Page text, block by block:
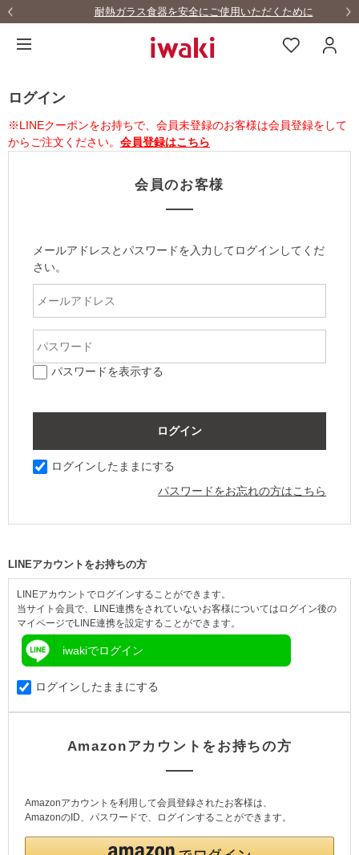
耐熱ガラス食器を安全にご使用いただくために
ログイン
※LINEクーポンをお持ちで、会員未登録のお客様は会員登録をして
からご注文ください。 会員登録はこちら
会員のお客様
メールアドレスとパスワードを入力してログインしてくだ
さい。
パスワードを表示する
ログインしたままにする
パスワードをお忘れの方はこちら
LINEアカウントをお持ちの方
LINEアカウントでログインすることができます。
当サイト会員で、LINE連携をされていないお客様についてはログイン後の
マイページでLINE連携を設定することができます。
iwakiでログイン
ログインしたままにする
Amazonアカウントをお持ちの方
Amazonアカウントを利用して会員登録されたお客様は、
AmazonのID、パスワードで、ログインすることができます。